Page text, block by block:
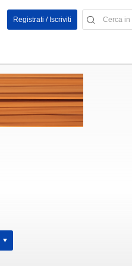
Registrati / Iscriviti